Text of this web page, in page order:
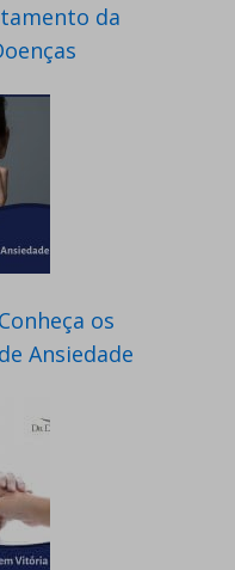
da
os
Ansiedade